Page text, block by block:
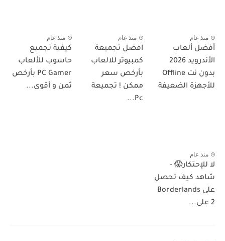
منذ عام
أفضل ألعاب
الأندرويد 2026
بدون نت Offline
للأجهزة الضعيفة
منذ عام
افضل تجميعة
كمبيوتر للالعاب
بأرخص سعر
ممكن ! تجميعة
Pc...
منذ عام
كيفية تجميع
حاسوب للألعاب
PC Gamer بأرخص
ثمن و أقوى...
منذ عام
لا للإحتكار😱 -
شاهد كيف تحصل
على Borderlands
2 على...